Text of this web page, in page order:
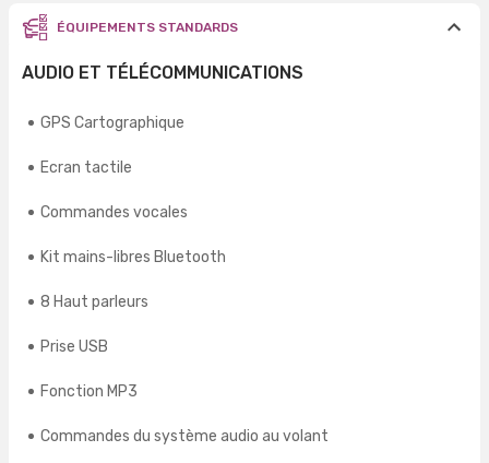
ÉQUIPEMENTS STANDARDS
AUDIO ET TÉLÉCOMMUNICATIONS
GPS Cartographique
Ecran tactile
Commandes vocales
Kit mains-libres Bluetooth
8 Haut parleurs
Prise USB
Fonction MP3
Commandes du système audio au volant